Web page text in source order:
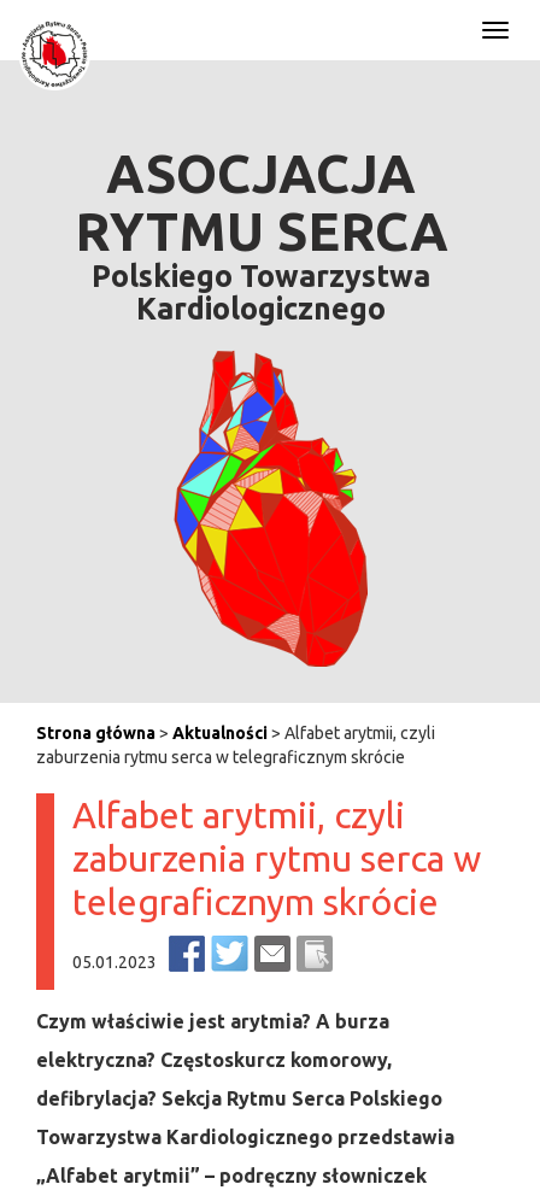
ASOCJACJA
RYTMU SERCA
Polskiego Towarzystwa
Kardiologicznego
Strona główna> Aktualności> Alfabet arytmii, czyli
zaburzenia rytmu serca w telegraficznym skrócie
Alfabet arytmii, czyli
zaburzenia rytmu serca w
telegraficznym skrócie
05.01.2023
Czym właściwie jest arytmia? A burza
elektryczna? Częstoskurcz komorowy,
defibrylacja? Sekcja Rytmu Serca Polskiego
Towarzystwa Kardiologicznego przedstawia
„Alfabet arytmii” – podręczny słowniczek